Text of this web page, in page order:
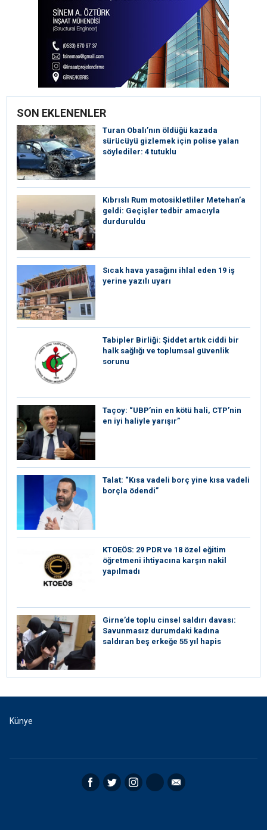
SON EKLENENLER
Turan Obalı’nın öldüğü kazada
sürücüyü gizlemek için polise yalan
söylediler: 4 tutuklu
Kıbrıslı Rum motosikletliler Metehan’a
geldi: Geçişler tedbir amacıyla
durduruldu
Sıcak hava yasağını ihlal eden 19 iş
yerine yazılı uyarı
Tabipler Birliği: Şiddet artık ciddi bir
halk sağlığı ve toplumsal güvenlik
sorunu
Taçoy: “UBP’nin en kötü hali, CTP’nin
en iyi haliyle yarışır”
Talat: “Kısa vadeli borç yine kısa vadeli
borçla ödendi”
KTOEÖS: 29 PDR ve 18 özel eğitim
öğretmeni ihtiyacına karşın nakil
yapılmadı
Girne’de toplu cinsel saldırı davası:
Savunmasız durumdaki kadına
saldıran beş erkeğe 55 yıl hapis
Künye
Facebook Twitter Instagram RSS